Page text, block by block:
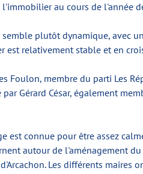
au cours de l'année
plutôt dynamique, avec
est relativement stable et en
Foulon, membre du parti Les
Gérard César, également
est connue pour être assez
autour de l'aménagement
Les différents